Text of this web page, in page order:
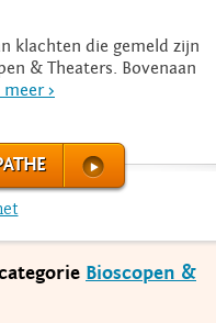
klachten die gemeld zijn
& Theaters. Bovenaan
meer >
Bioscopen &